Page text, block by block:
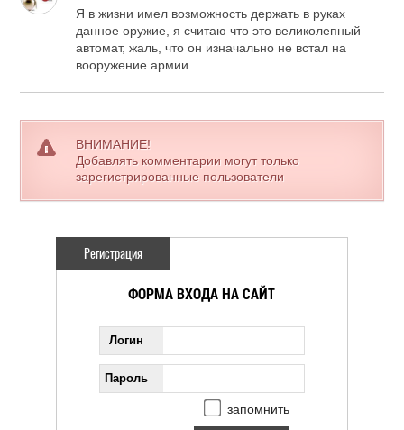
Я в жизни имел возможность держать в руках
данное оружие, я считаю что это великолепный
автомат, жаль, что он изначально не встал на
вооружение армии...
ВНИМАНИЕ!
Добавлять комментарии могут только
зарегистрированные пользователи
Регистрация
ФОРМА ВХОДА НА САЙТ
Логин
Пароль
запомнить